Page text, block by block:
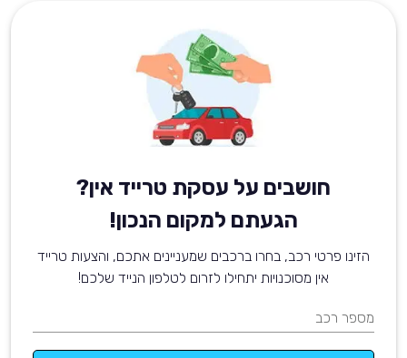
חושבים על עסקת טרייד אין?
הגעתם למקום הנכון!
הזינו פרטי רכב, בחרו ברכבים שמעניינים אתכם, והצעות טרייד
אין מסוכנויות יתחילו לזרום לטלפון הנייד שלכם!
מספר רכב